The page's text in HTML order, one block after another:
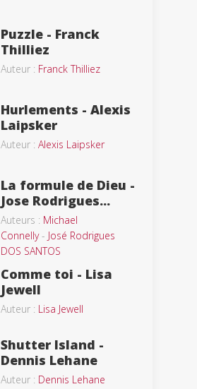
Puzzle - Franck
Thilliez
Auteur : Franck Thilliez
Hurlements - Alexis
Laipsker
Auteur : Alexis Laipsker
La formule de Dieu -
Jose Rodrigues...
Auteurs : Michael
Connelly- José Rodrigues
DOS SANTOS
Comme toi - Lisa
Jewell
Auteur : Lisa Jewell
Shutter Island -
Dennis Lehane
Auteur : Dennis Lehane